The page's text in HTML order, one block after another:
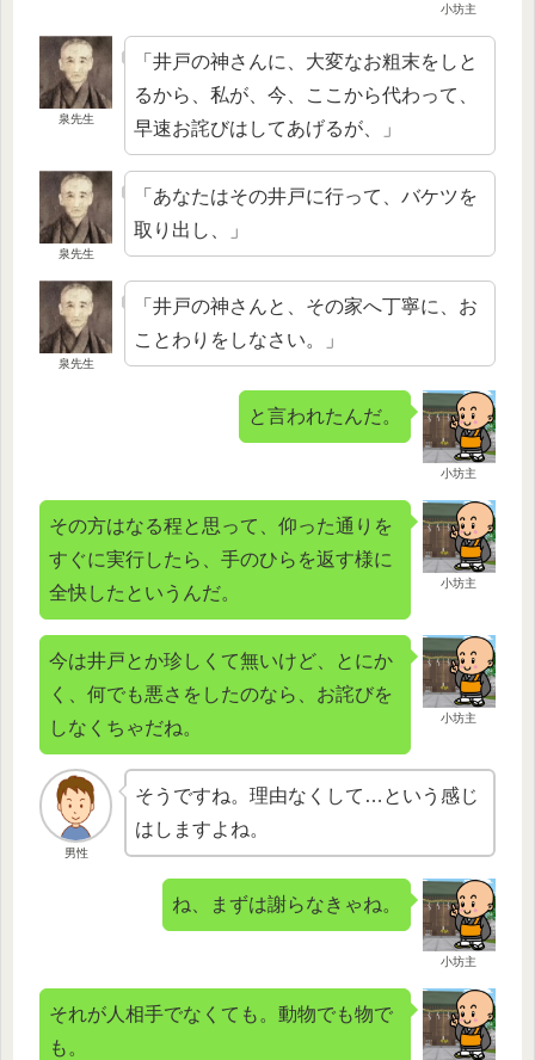
小坊主
泉先生
「井戸の神さんに、大変なお粗末をしと
るから、私が、今、ここから代わって、
早速お詫びはしてあげるが、」
泉先生
「あなたはその井戸に行って、バケツを
取り出し、」
泉先生
「井戸の神さんと、その家へ丁寧に、お
ことわりをしなさい。」
小坊主
と言われたんだ。
小坊主
その方はなる程と思って、仰った通りを
すぐに実行したら、手のひらを返す様に
全快したというんだ。
小坊主
今は井戸とか珍しくて無いけど、とにか
く、何でも悪さをしたのなら、お詫びを
しなくちゃだね。
男性
そうですね。理由なくして…という感じ
はしますよね。
小坊主
ね、まずは謝らなきゃね。
それが人相手でなくても。動物でも物で
も。